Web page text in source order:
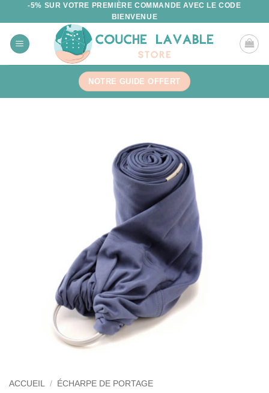
au
contenu
-5% SUR VOTRE PREMIÈRE COMMANDE AVEC LE CODE
BIENVENUE
NOTRE GUIDE OFFERT
ACCUEIL / ÉCHARPE DE PORTAGE